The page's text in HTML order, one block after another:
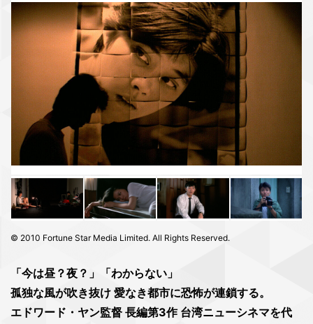
© 2010 Fortune Star Media Limited. All Rights Reserved.
「今は昼？夜？」「わからない」
孤独な風が吹き抜け 愛なき都市に恐怖が連鎖する。
エドワード・ヤン監督 長編第3作 台湾ニューシネマを代